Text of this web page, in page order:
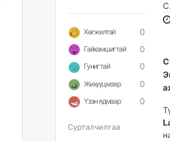
Хөгжилтэй 0
Гайхамшигтай 0
Гунигтай 0
Жихүүцмээр 0
Үзэн ядмаар 0
Сурталчилгаа